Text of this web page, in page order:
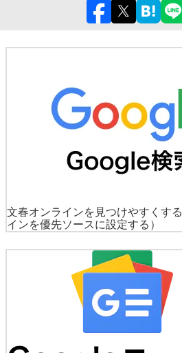
文春オンラインを見つけやすくする
インを優先ソースに設定する）